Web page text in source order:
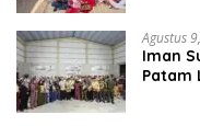
Agustus
Iman
Patam